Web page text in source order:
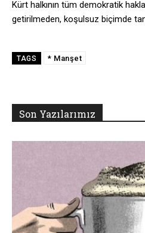
Kürt halkının tüm demokratik
getirilmeden, koşulsuz biçimde
TAGS * Manşet
Son Yazılarımız